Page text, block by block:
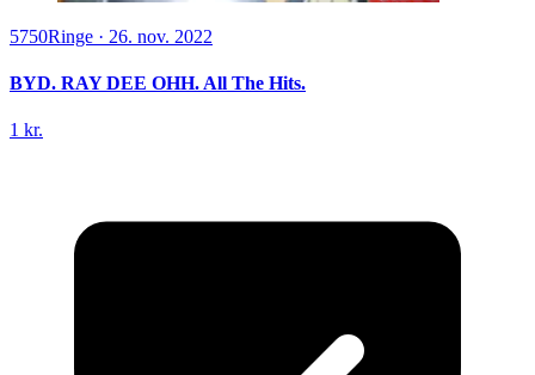
5750Ringe · 26. nov. 2022
BYD. RAY DEE OHH. All The Hits.
1 kr.